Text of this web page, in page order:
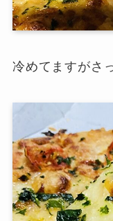
冷めてますがさ